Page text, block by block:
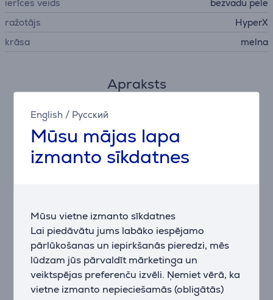
English / Русский
Mūsu mājas lapa
izmanto sīkdatnes
Mūsu vietne izmanto sīkdatnes
Lai piedāvātu jums labāko iespējamo
pārlūkošanas un iepirkšanās pieredzi, mēs
lūdzam jūs pārvaldīt mārketinga un
veiktspējas preferenču izvēli. Ņemiet vērā, ka
vietne izmanto nepieciešamās (obligātās)
ierīces veids
bezvadu pele
ražotājs
HyperX
krāsa
melna
Apraksts
Spēlē ilgāk, uzlādē retāk
Izbaudi līdz 100 stundām bezvadu spēlēšanas ar
2,4 GHz savienojumu vai līdz pat 200 stundām,
izmantojot Bluetooth, ar vienu AAA bateriju — ideāli
kustībām un samazina roku nogurumu — perfekti
ilgstošām un intensīvām spēļu sesijām.
Divu režīmu savienojamība
Pārslēdzies starp 2,4 GHz režīmu spēlēšanai un
Bluetooth 5.2 savienojumu ērtai piekļuvei vairākām